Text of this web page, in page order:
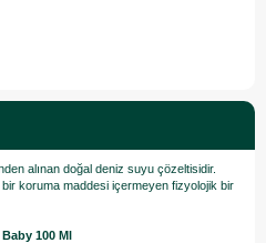
alınan doğal deniz suyu çözeltisidir.
koruma maddesi içermeyen fizyolojik bir
100 Ml